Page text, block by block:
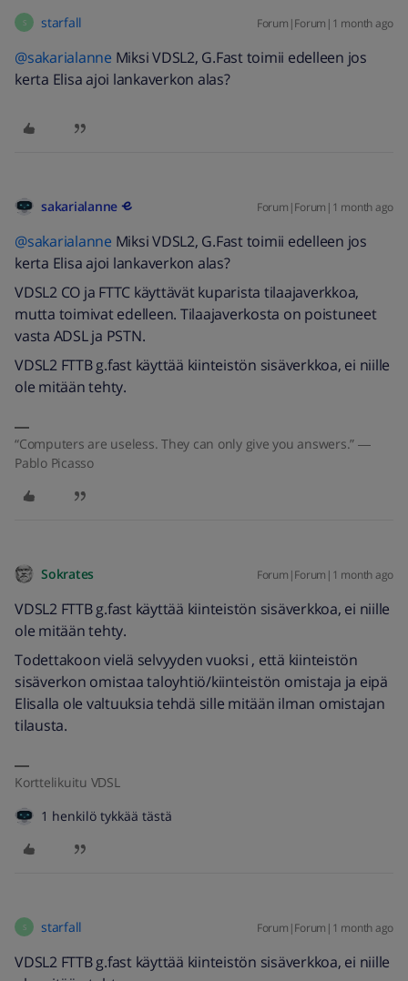
S starfall Forum|Forum|1 month ago
@sakarialanne Miksi VDSL2, G.Fast toimii edelleen jos
kerta Elisa ajoi lankaverkon alas?
sakarialanne Forum|Forum|1 month ago
@sakarialanne Miksi VDSL2, G.Fast toimii edelleen jos
kerta Elisa ajoi lankaverkon alas?
VDSL2 CO ja FTTC käyttävät kuparista tilaajaverkkoa,
mutta toimivat edelleen. Tilaajaverkosta on poistuneet
vasta ADSL ja PSTN.
VDSL2 FTTB g.fast käyttää kiinteistön sisäverkkoa, ei niille
ole mitään tehty.
“Computers are useless. They can only give you answers.” ―
Pablo Picasso
Sokrates Forum|Forum|1 month ago
VDSL2 FTTB g.fast käyttää kiinteistön sisäverkkoa, ei niille
ole mitään tehty.
Todettakoon vielä selvyyden vuoksi , että kiinteistön
sisäverkon omistaa taloyhtiö/kiinteistön omistaja ja eipä
Elisalla ole valtuuksia tehdä sille mitään ilman omistajan
tilausta.
Korttelikuitu VDSL
1 henkilö tykkää tästä
S starfall Forum|Forum|1 month ago
VDSL2 FTTB g.fast käyttää kiinteistön sisäverkkoa, ei niille